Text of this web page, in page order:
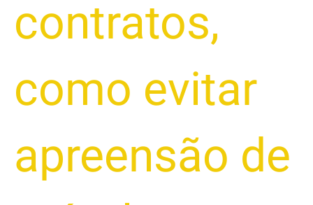
contratos,
como evitar
apreensão de